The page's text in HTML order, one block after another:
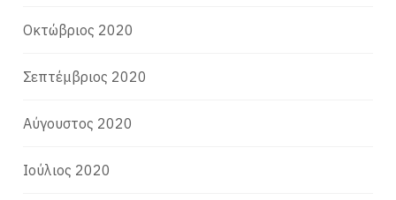
Οκτώβριος 2020
Σεπτέμβριος 2020
Αύγουστος 2020
Ιούλιος 2020